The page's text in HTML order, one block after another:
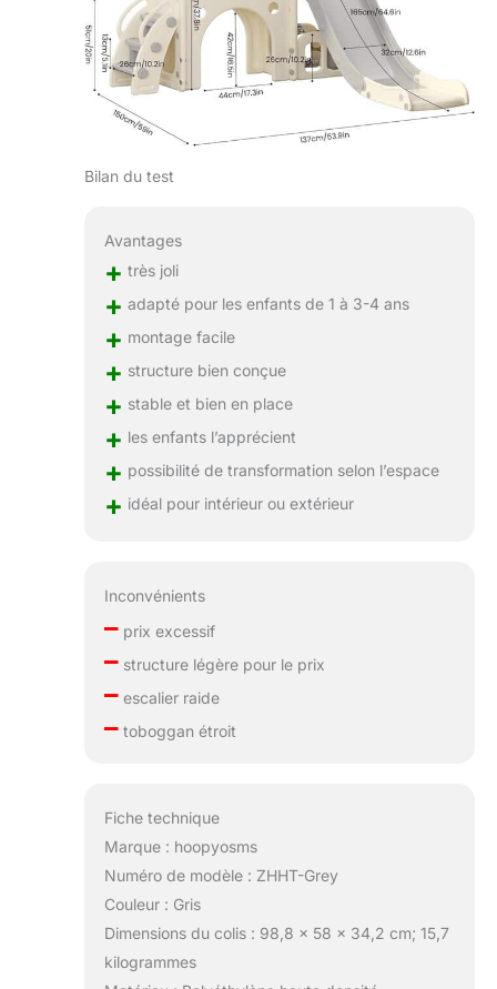
Bilan du test
Avantages
+ très joli
+ adapté pour les enfants de 1 à 3-4 ans
+ montage facile
+ structure bien conçue
+ stable et bien en place
+ les enfants l’apprécient
+ possibilité de transformation selon l’espace
+ idéal pour intérieur ou extérieur
Inconvénients
–prix excessif
–structure légère pour le prix
–escalier raide
–toboggan étroit
Fiche technique
Marque : hoopyosms
Numéro de modèle : ZHHT-Grey
Couleur : Gris
Dimensions du colis : 98,8 x 58 x 34,2 cm; 15,7
kilogrammes